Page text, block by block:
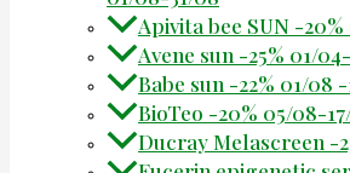
Apivita bee SUN -
Avene sun -25% 01/
Babe sun -22% 01/08
BioTeo -20% 05/08-
Ducray Melascreen -